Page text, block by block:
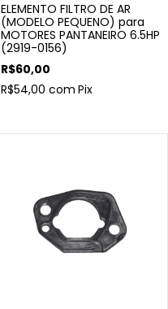
ELEMENTO FILTRO DE AR
(MODELO PEQUENO) para
MOTORES PANTANEIRO 6.5HP
(2919-0156)
R$60,00
R$54,00 com Pix